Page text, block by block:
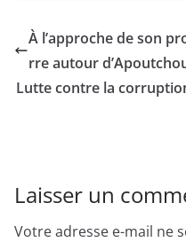
À l’approche de son
rre autour
Lutte contre la
Laisser un
Votre adresse e-mail ne